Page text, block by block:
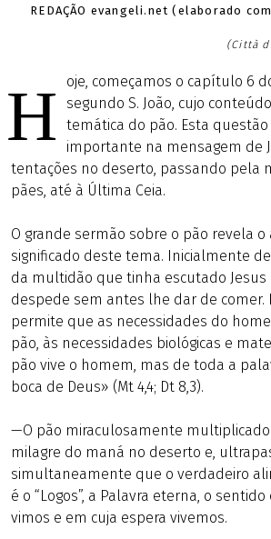
REDAÇÃO evangeli.net (elaborado
(Città
H
oje, começamos o capítulo 6
segundo S. João, cujo
temática do pão. Esta
importante na mensagem de
tentações no deserto, passando pela
pães, até à Última Ceia.
O grande sermão sobre o pão revela
significado deste tema. Inicialmente
da multidão que tinha escutado Jesus
despede sem antes lhe dar de comer.
permite que as necessidades do
pão, às necessidades biológicas e
pão vive o homem, mas de toda a
boca de Deus» (Mt 4,4; Dt 8,3).
—O pão miraculosamente
milagre do maná no deserto e,
simultaneamente que o verdadeiro
é o “Logos”, a Palavra eterna, o
vimos e em cuja espera vivemos.